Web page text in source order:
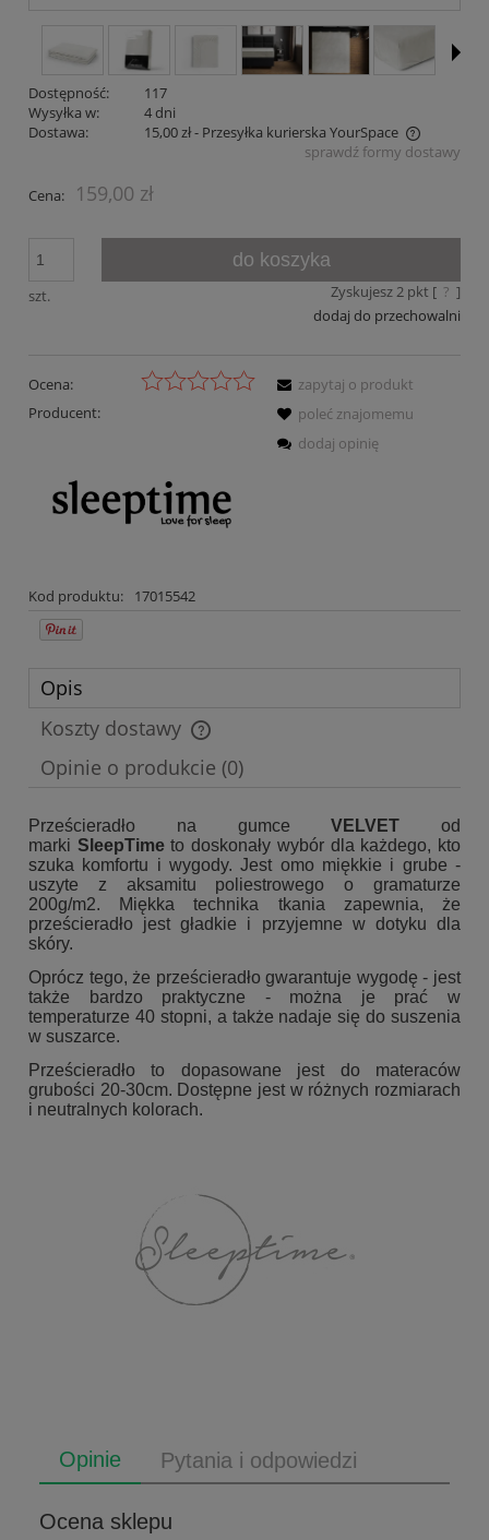
Dostępność:
117
Wysyłka w:
4 dni
Dostawa:
15,00 zł- Przesyłka kurierska YourSpace
Cena nie zawiera ewentualnych kosztów płatnościsprawdź formy dostawy
Cena: 159,00 zł
szt.
do koszyka
Zyskujesz2pkt [ ? ]
dodaj do przechowalni
Ocena:
Producent:
Kod produktu: 17015542
zapytaj o produkt
poleć znajomemu
dodaj opinię
Opis
Koszty dostawy
Cena nie zawiera ewentualnych kosztów płatności
Opinie o produkcie (0)
Prześcieradło na gumceVELVET od
marki SleepTimeto doskonały wybór dla każdego, kto
szuka komfortu i wygody. Jest omo miękkie i grube -
uszyte z aksamitu poliestrowego o gramaturze
200g/m2. Miękka technika tkania zapewnia, że
prześcieradło jest gładkie i przyjemne w dotyku dla
skóry.
Oprócz tego, że prześcieradło gwarantuje wygodę - jest
także bardzo praktyczne - można je prać w
temperaturze 40 stopni, a także nadaje się do suszenia
w suszarce.
Prześcieradło to dopasowane jest do materaców
grubości 20-30cm. Dostępne jest w różnych rozmiarach
i neutralnych kolorach.
Opinie Pytania i odpowiedzi
Ocena sklepu